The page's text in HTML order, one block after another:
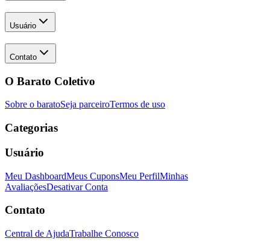
Usuário
Contato
O Barato Coletivo
Sobre o baratoSeja parceiroTermos de uso
Categorias
Usuário
Meu DashboardMeus CuponsMeu PerfilMinhas
AvaliaçõesDesativar Conta
Contato
Central de AjudaTrabalhe Conosco